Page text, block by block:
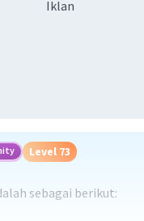
Iklan
Level 73
sebagai berikut: